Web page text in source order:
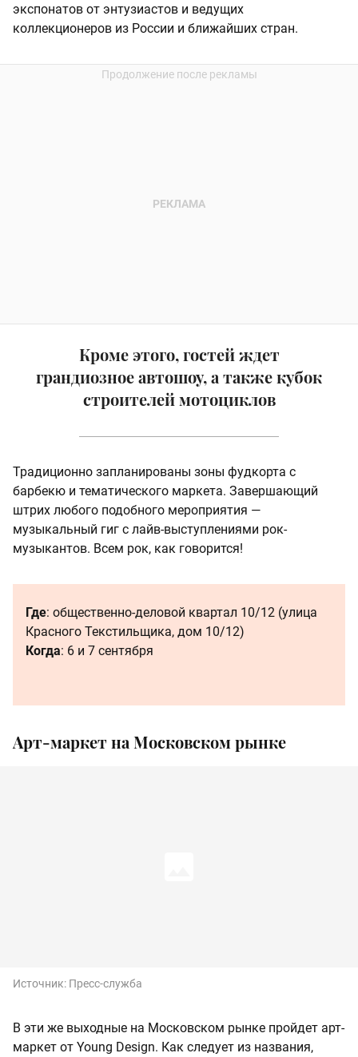
экспонатов от энтузиастов и ведущих
коллекционеров из России и ближайших стран.
Кроме этого, гостей ждет
грандиозное автошоу, а также кубок
строителей мотоциклов
Традиционно запланированы зоны фудкорта с
барбекю и тематического маркета. Завершающий
штрих любого подобного мероприятия —
музыкальный гиг с лайв-выступлениями рок-
музыкантов. Всем рок, как говорится!
Где: общественно-деловой квартал 10/12 (улица
Красного Текстильщика, дом 10/12)
Когда: 6 и 7 сентября
Арт-маркет на Московском рынке
Источник: Пресс-служба
В эти же выходные на Московском рынке пройдет арт-
маркет от Young Design. Как следует из названия,